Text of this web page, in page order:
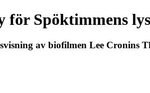
Spöktimmens
av biofilmen Lee Cronins